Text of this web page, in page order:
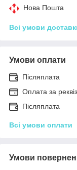
Нова Пошта
Всі умови
Умови оплати
Післяплата
Оплата за
Післяплата
Всі умови оплати
Умови